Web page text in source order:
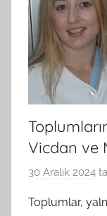
Vicdan ve
30 Aralık 2024
Toplumlar,